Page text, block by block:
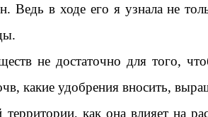
в ходе его я узнала не
не достаточно для того,
какие удобрения вносить,
как она влияет на